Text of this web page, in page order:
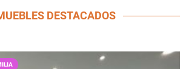
DESTACADOS